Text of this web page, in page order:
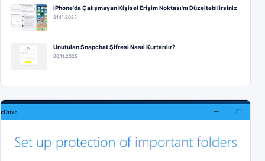
iPhone'da Çalışmayan Kişisel Erişim Noktası'nı Düzeltebilirsiniz
21.11.2025
Unutulan Snapchat Şifresi Nasıl Kurtarılır?
20.11.2025